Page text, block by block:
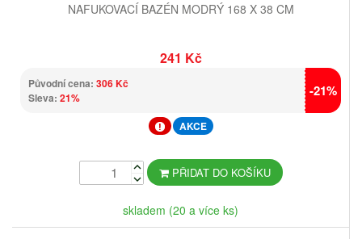
NAFUKOVACÍ BAZÉN MODRÝ 168 X 38 CM
241 Kč
Původní cena: 306 Kč
Sleva: 21% -21%
AKCE
PŘIDAT DO KOŠÍKU
skladem (20 a více ks)